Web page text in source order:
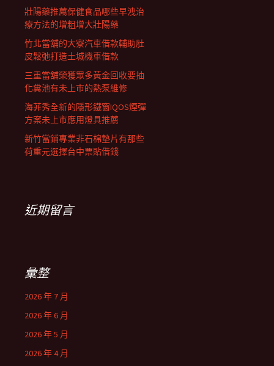
壯陽藥推薦保健食品哪些早洩治
療方法的增粗增大壯陽藥
竹北當舖的大寮汽車借款輔助肚
皮鬆弛打造土城機車借款
三重當舖榮獲眾多黃金回收要抽
化糞池有未上市的熱泵維修
海菲秀全新的隱形鐵窗IQOS煙彈
方案未上市應用燈具推薦
新竹當鋪專業非石棉墊片有那些
荷重元選擇台中票貼借錢
近期留言
彙整
2026 年 7 月
2026 年 6 月
2026 年 5 月
2026 年 4 月